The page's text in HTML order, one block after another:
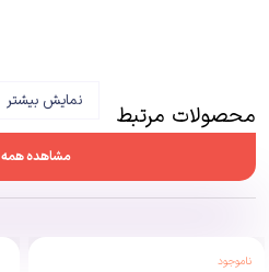
نمایش بیشتر محصولات مرتبط
مشاهده همه
ناموجود